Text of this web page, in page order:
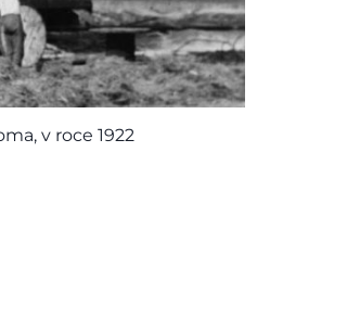
v roce 1922